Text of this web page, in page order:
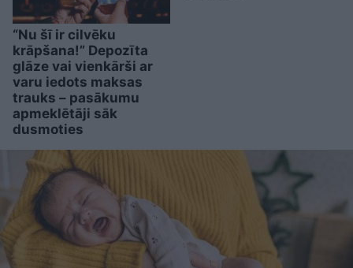
“Nu šī ir cilvēku
krāpšana!” Depozīta
glāze vai vienkārši ar
varu iedots maksas
trauks – pasākumu
apmeklētāji sāk
dusmoties